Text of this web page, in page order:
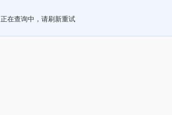
正在查询中，请刷新重试